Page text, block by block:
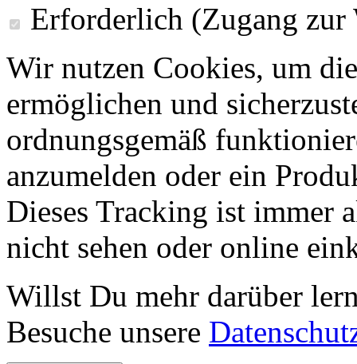
Erforderlich (Zugang zur
Wir nutzen Cookies, um
ermöglichen und
ordnungsgemäß
anzumelden oder ein
Dieses Tracking ist immer
nicht sehen oder online
Willst Du mehr darüber
Besuche unsere